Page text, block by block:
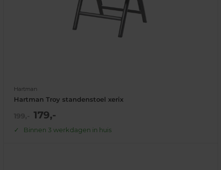
Hartman
Hartman Troy standenstoel xerix
NormaleActie
prijs
179,-
Binnen 3 werkdagen in huis